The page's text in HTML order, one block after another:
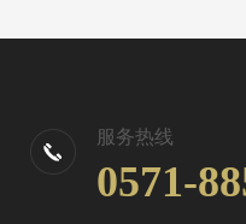
服务热线
0571-